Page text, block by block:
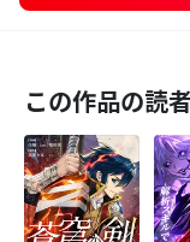
この作品の読